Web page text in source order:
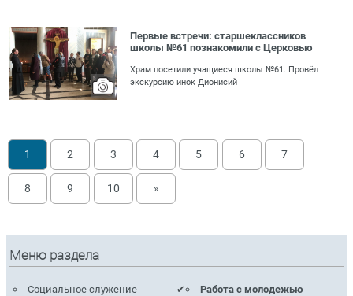
Первые встречи: старшеклассников
школы №61 познакомили с Церковью
Храм посетили учащиеся школы №61. Провёл
экскурсию инок Дионисий
1 2 3 4 5 6 7
8 9 10 »
Меню раздела
Социальное служение
Работа с молодежью